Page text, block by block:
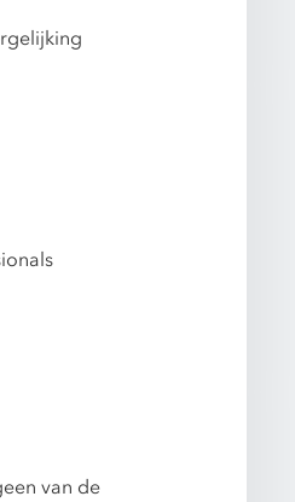
van de